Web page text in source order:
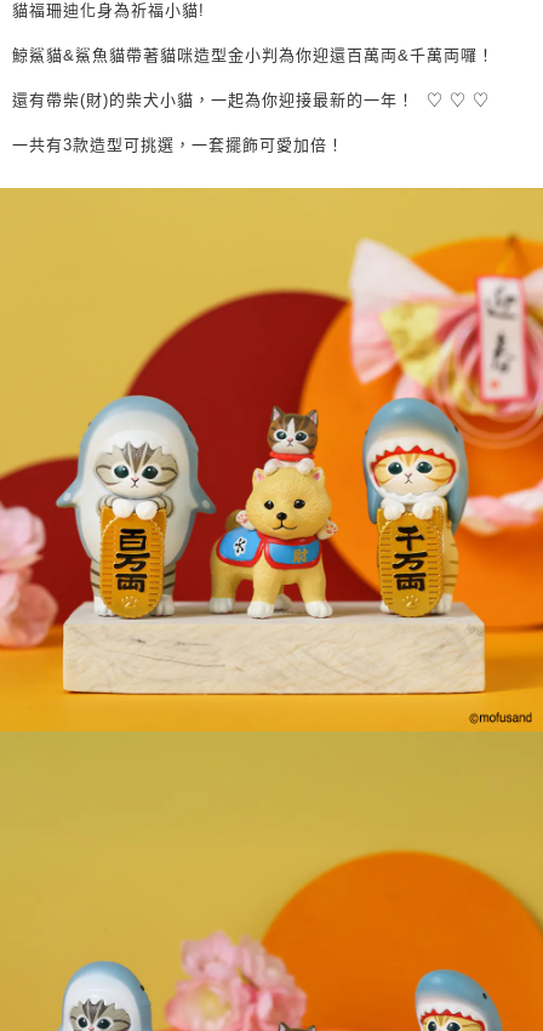
１．簡單：不需註冊會員、不需綁卡、不需儲值。
３．安心：先確認商品／服務後，再付款。
【「AFTEE先享後付」結帳流程】
結帳頁面，進行簡訊認證並確認金額後，即可完成結帳。
３．收到繳費通知簡訊後14天內，點擊此簡訊中的連結，可透過四大超商／
※ 請注意：結帳手續完成當下不需立刻繳費，但若您需要取消訂單，請聯絡
購買商品的店家。未經商家同意取消之訂單仍視為有效，需透過AFTEE先享
※ 交易是否成功請以「AFTEE先享後付 」之結帳頁面顯示為準，若有關於
是否繳費成功／繳費後需取消欲退款等相關疑問，請聯繫「AFTEE先享後付
https://netprotections.freshdesk.com/support/home
１．透過由恩沛科技股份有限公司提供之「AFTEE先享後付」服務完成之交
易，需依本服務之必要範圍內提供個人資料，並將交易相關給付款項請求債
權轉讓予恩沛科技股份有限公司。
２．關於個人資料處理事宜，請瀏覽以下網址：
https://aftee.tw/terms/#terms3
３．未成年的使用者請事先徵得法定代理人或監護人之同意方可使用
「AFTEE先享後付」，若未經同意申辦者引起之損失，本公司不負相關責
任。
４．使用「AFTEE先享後付」時，將依據個別帳號之用戶狀況，依本公司即
時審查核予不同之上限額度；若仍有額度不足之情形，本公司將視審查結果
請求用戶進行身份認證。
５．嚴禁一人註冊多個帳號或使用他人資訊註冊。若發現惡意使用之情形，
恩沛科技股份有限公司將有權停止該用戶之使用額度並採取法律行動。
每筆NT$60，滿NT$699(含以上)免運費
付款後全家取貨
每筆NT$60，滿NT$699(含以上)免運費
每筆NT$80，滿NT$1,000(含以上)免運費
貓福珊迪化身為祈福小貓!
鯨鯊貓&鯊魚貓帶著貓咪造型金小判為你迎還百萬両&千萬両囉！
還有帶柴(財)的柴犬小貓，一起為你迎接最新的一年！ ♡ ♡ ♡
一共有3款造型可挑選，一套擺飾可愛加倍！